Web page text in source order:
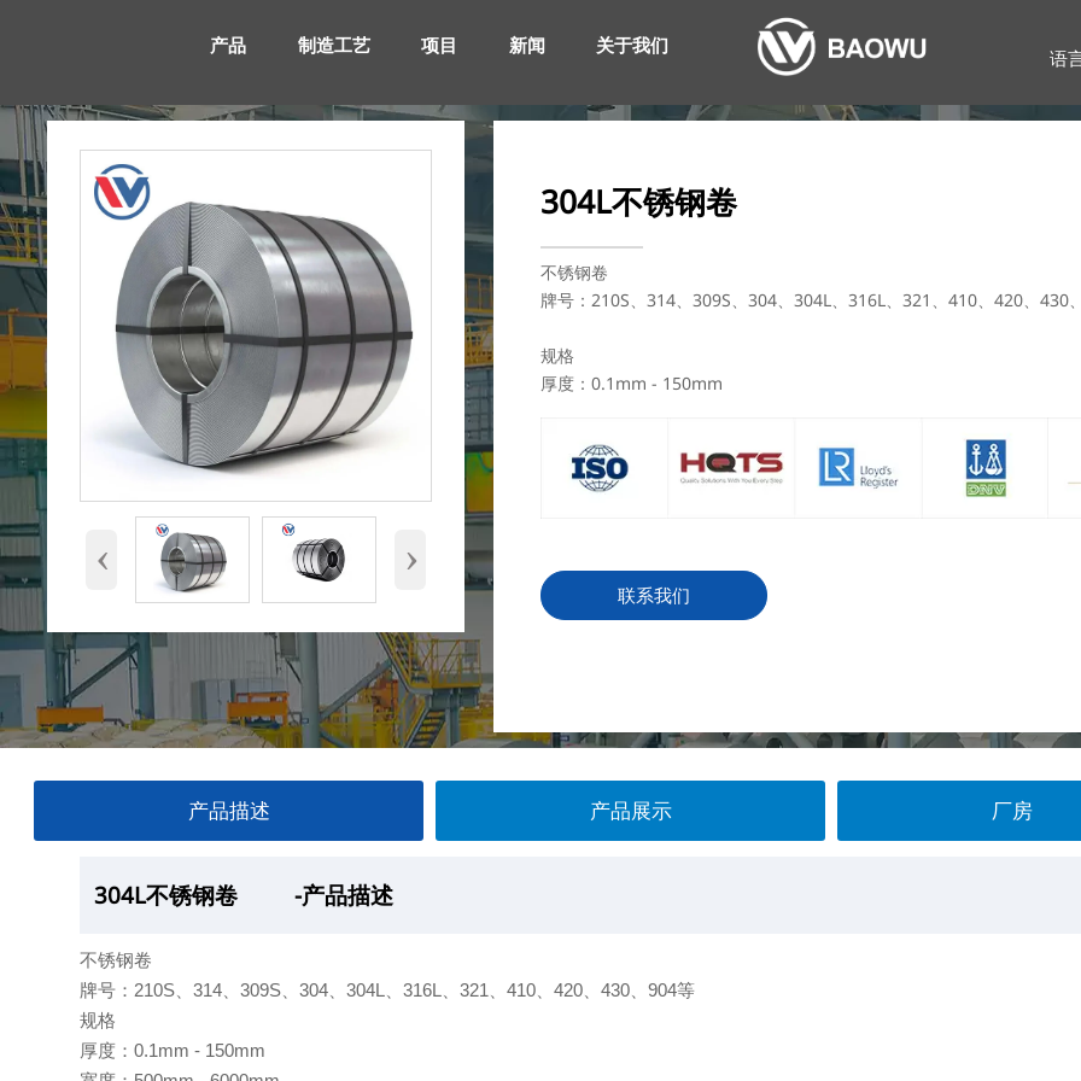
产品 制造工艺 项目 新闻 关于我们
语
‹ ›
304L不锈钢卷
不锈钢卷
牌号：210S、314、309S、304、304L、316L、321、410、420、430
规格
厚度：0.1mm - 150mm
联系我们
产品描述 产品展示 厂房
304L不锈钢卷 -产品描述
不锈钢卷
牌号：210S、314、309S、304、304L、316L、321、410、420、430、904等
规格
厚度：0.1mm - 150mm
304L不锈钢卷 —产品展示
304L不锈钢卷 -厂房
304L不锈钢卷 -产品包装